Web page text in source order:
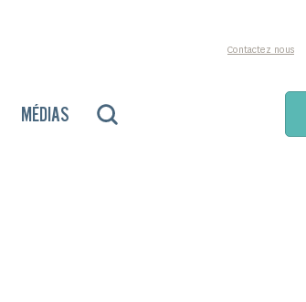
Contactez nous
MÉDIAS